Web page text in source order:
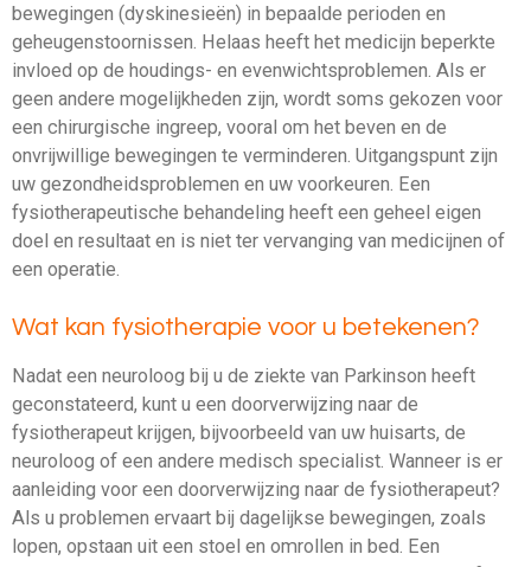
bewegingen (dyskinesieën) in bepaalde perioden en
geheugenstoornissen. Helaas heeft het medicijn beperkte
invloed op de houdings- en evenwichtsproblemen. Als er
geen andere mogelijkheden zijn, wordt soms gekozen voor
een chirurgische ingreep, vooral om het beven en de
onvrijwillige bewegingen te verminderen. Uitgangspunt zijn
uw gezondheidsproblemen en uw voorkeuren. Een
fysiotherapeutische behandeling heeft een geheel eigen
doel en resultaat en is niet ter vervanging van medicijnen of
een operatie.
Wat kan fysiotherapie voor u betekenen?
Nadat een neuroloog bij u de ziekte van Parkinson heeft
geconstateerd, kunt u een doorverwijzing naar de
fysiotherapeut krijgen, bijvoorbeeld van uw huisarts, de
neuroloog of een andere medisch specialist. Wanneer is er
aanleiding voor een doorverwijzing naar de fysiotherapeut?
Als u problemen ervaart bij dagelijkse bewegingen, zoals
lopen, opstaan uit een stoel en omrollen in bed. Een